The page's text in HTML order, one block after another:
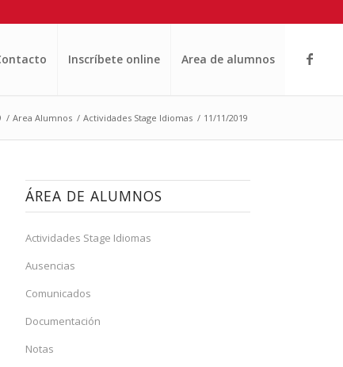
Inscríbete online Area de alumnos
/ Area Alumnos / Actividades Stage Idiomas / 11/11/2019
ÁREA DE ALUMNOS
Actividades Stage Idiomas
Ausencias
Comunicados
Documentación
Notas